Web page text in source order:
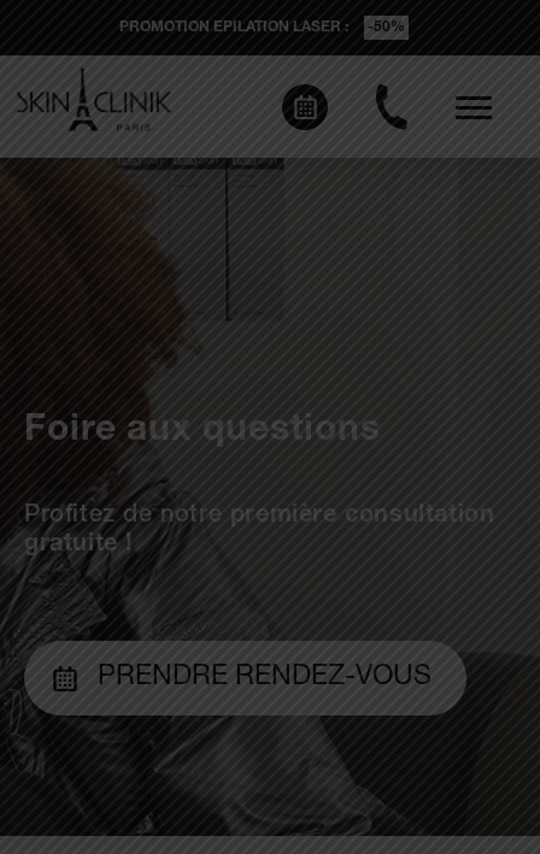
PROMOTION EPILATION LASER : -50%
Foire aux questions
Profitez de notre première consultation
gratuite !
PRENDRE RENDEZ-VOUS